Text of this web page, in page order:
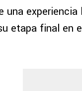
una
etapa final en